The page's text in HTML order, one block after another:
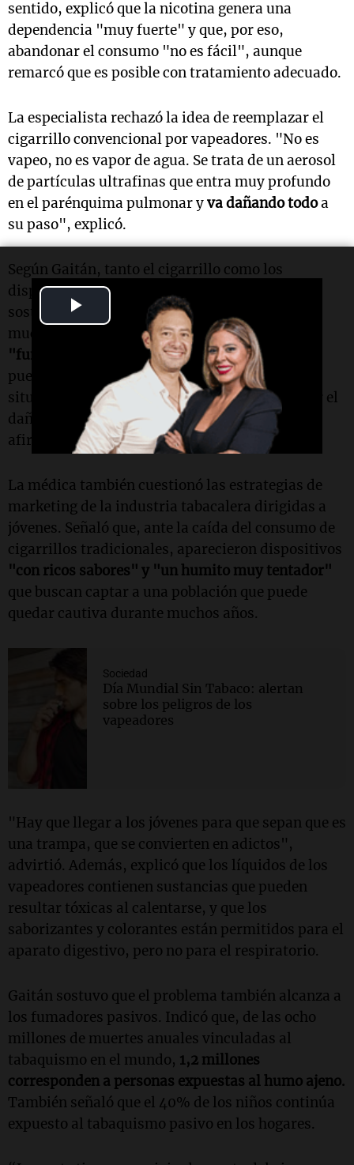
Video
sentido, explicó que la nicotina genera una
dependencia "muy fuerte" y que, por eso,
abandonar el consumo "no es fácil", aunque
remarcó que es posible con tratamiento adecuado.
La especialista rechazó la idea de reemplazar el
cigarrillo convencional por vapeadores. "No es
vapeo, no es vapor de agua. Se trata de un aerosol
de partículas ultrafinas que entra muy profundo
en el parénquima pulmonar yva dañando todoa
su paso", explicó.
Según Gaitán, tanto el cigarrillo como los
dispositivos electrónicos contienen nicotina y
sostienen la adicción. Además, advirtió que
muchas personas terminan convirtiéndose en
"fumadores duales":usan vapeadores cuando
pueden y cigarrillos convencionales en otras
situaciones. "Lo único que hacemos es duplicar el
daño y generar una adicción más fuerte aún",
afirmó.
La médica también cuestionó las estrategias de
marketing de la industria tabacalera dirigidas a
jóvenes. Señaló que, ante la caída del consumo de
cigarrillos tradicionales, aparecieron dispositivos
"con ricos sabores" y "un humito muy tentador"
que buscan captar a una población que puede
quedar cautiva durante muchos años.
Sociedad
Día Mundial Sin Tabaco: alertan
sobre los peligros de los
vapeadores
"Hay que llegar a los jóvenes para que sepan que es
una trampa, que se convierten en adictos",
advirtió. Además, explicó que los líquidos de los
vapeadores contienen sustancias que pueden
resultar tóxicas al calentarse, y que los
saborizantes y colorantes están permitidos para el
aparato digestivo, pero no para el respiratorio.
Gaitán sostuvo que el problema también alcanza a
los fumadores pasivos. Indicó que, de las ocho
millones de muertes anuales vinculadas al
tabaquismo en el mundo, 1,2 millones
corresponden a personas expuestas al humo ajeno.
También señaló que el 40% de los niños continúa
expuesto al tabaquismo pasivo en los hogares.